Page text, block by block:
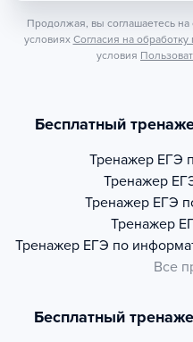
Продолжая, вы соглашаетесь
условиях Согласия на
условия
Бесплатный
Тренажер ЕГЭ
Тренажер
Тренажер ЕГЭ
Тренажер
Тренажер ЕГЭ по
Все
Бесплатный